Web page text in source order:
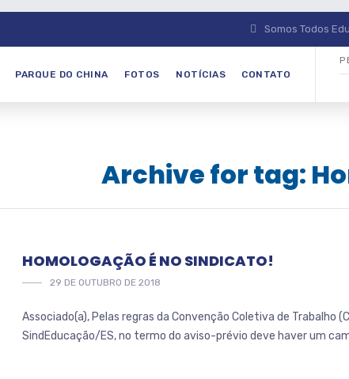
Somos Todos
PARQUE DO CHINA FOTOS NOTÍCIAS CONTATO
Archive for tag:
HOMOLOGAÇÃO É NO SINDICATO!
29 DE OUTUBRO DE 2018
Associado(a), Pelas regras da Convenção Coletiva de Trabalho
SindEducação/ES, no termo do aviso-prévio deve haver um